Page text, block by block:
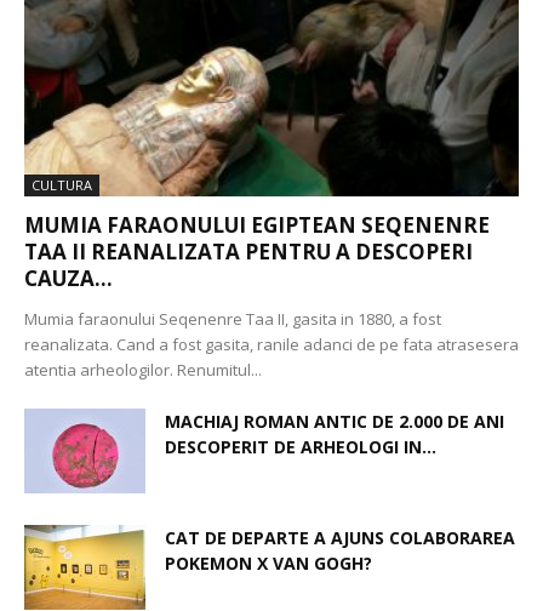
CULTURA
MUMIA FARAONULUI EGIPTEAN SEQENENRE
TAA II REANALIZATA PENTRU A DESCOPERI
CAUZA...
Mumia faraonului Seqenenre Taa II, gasita in 1880, a fost
reanalizata. Cand a fost gasita, ranile adanci de pe fata atrasesera
atentia arheologilor. Renumitul...
MACHIAJ ROMAN ANTIC DE 2.000 DE ANI
DESCOPERIT DE ARHEOLOGI IN...
CAT DE DEPARTE A AJUNS COLABORAREA
POKEMON X VAN GOGH?